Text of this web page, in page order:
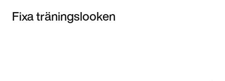
Fixa träningslooken